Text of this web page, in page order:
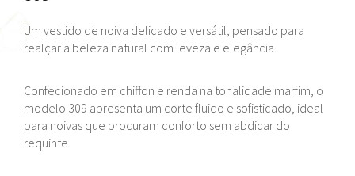
Um vestido de noiva delicado e versátil, pensado para
realçar a beleza natural com leveza e elegância.
Confecionado em chiffon e renda na tonalidade marfim, o
modelo 309 apresenta um corte fluido e sofisticado, ideal
para noivas que procuram conforto sem abdicar do
requinte.